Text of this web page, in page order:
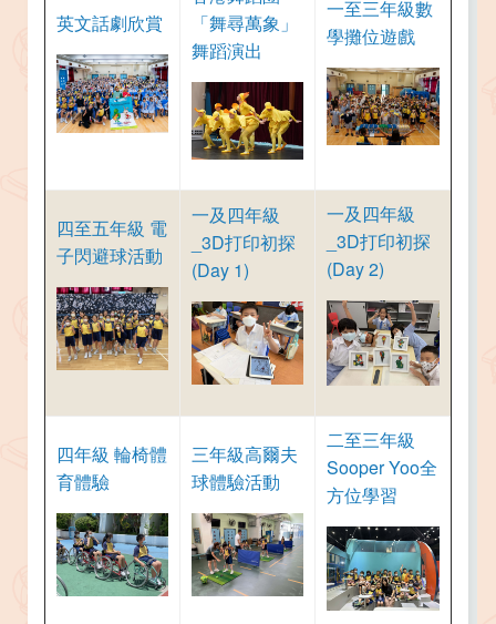
英文話劇欣賞
「舞尋萬象」
舞蹈演出
一至三年級數
學攤位遊戲
四至五年級 電
子閃避球活動
一及四年級
_3D打印初探
(Day 1)
一及四年級
_3D打印初探
(Day 2)
四年級 輪椅體
育體驗
三年級高爾夫
球體驗活動
二至三年級
Sooper Yoo全
方位學習